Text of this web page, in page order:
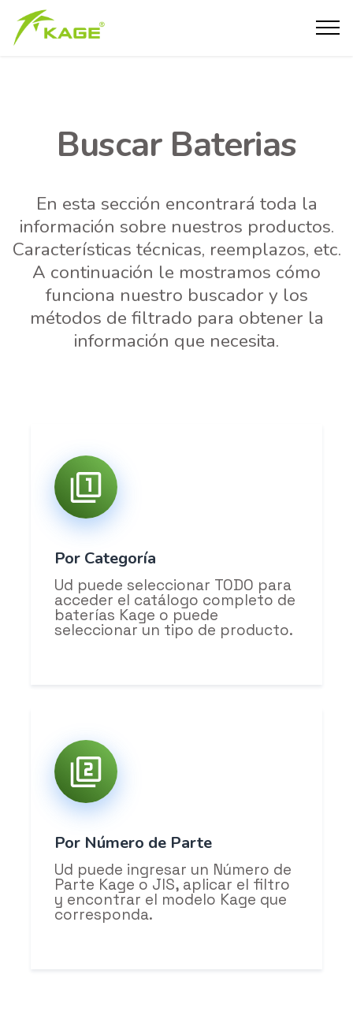
Buscar Baterias
En esta sección encontrará toda la
información sobre nuestros productos.
Características técnicas, reemplazos, etc.
A continuación le mostramos cómo
funciona nuestro buscador y los
métodos de filtrado para obtener la
información que necesita.
Por Categoría
Ud puede seleccionar TODO para
acceder el catálogo completo de
baterías Kage o puede
seleccionar un tipo de producto.
Por Número de Parte
Ud puede ingresar un Número de
Parte Kage o JIS, aplicar el filtro
y encontrar el modelo Kage que
corresponda.